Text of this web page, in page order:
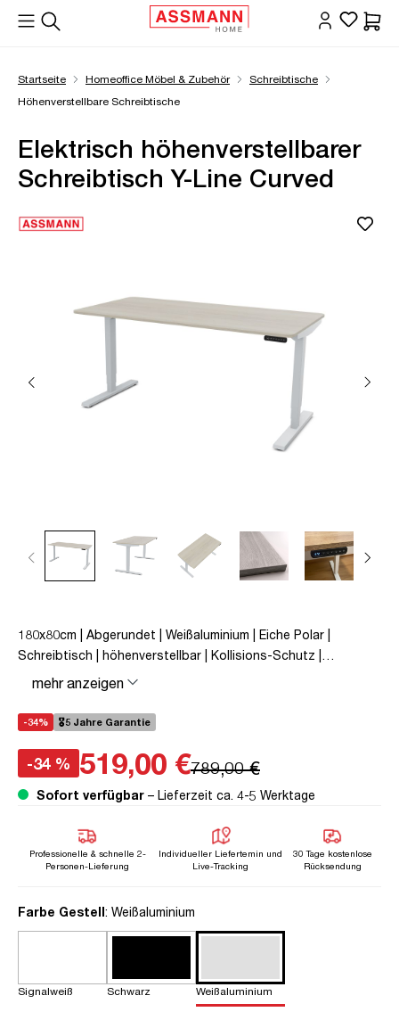
springen
Startseite Homeoffice Möbel & Zubehör
Schreibtische
Höhenverstellbare Schreibtische
Elektrisch höhenverstellbarer
Schreibtisch Y-Line Curved
180x80cm | Abgerundet | Weißaluminium | Eiche Polar |
Schreibtisch | höhenverstellbar | Kollisions-Schutz |
Elektrisch höhenverstellbar | Kindersicherung | Metall | Holz |
Beige | Silber | 5 Jahre Herstellergarantie | unmontiert | TÜV©
mobiles Arbeiten | bis zu 80 kg | Y-Line | Y-Line Curved |
mehr anzeigen
-34% 🎖️5 Jahre Garantie
-34 % 519,00 €789,00 €
Sofort verfügbar – Lieferzeit ca. 4-5 Werktage
Professionelle & schnelle 2-
Personen-Lieferung
Individueller Liefertemin und
Live-Tracking
30 Tage kostenlose
Rücksendung
Farbe Gestellauswählen
: Weißaluminium
Signalweiß Schwarz Weißaluminium